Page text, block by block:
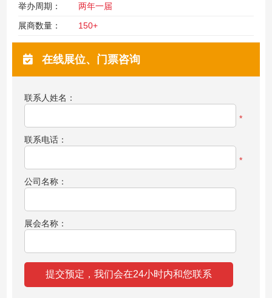
举办周期：
两年一届
展商数量：
150+
在线展位、门票咨询
联系人姓名：
*
联系电话：
*
公司名称：
展会名称：